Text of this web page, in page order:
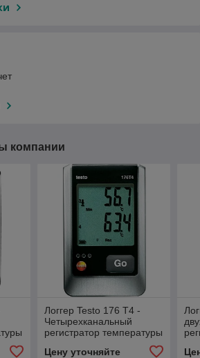
компании
Логгер Testo 176 T4 -
Четырехканальный
регистратор температуры
Цену уточняйте